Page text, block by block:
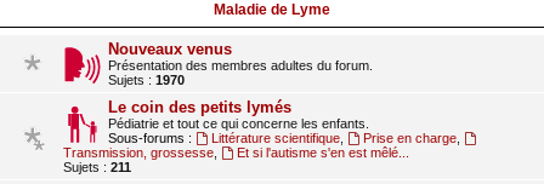
Maladie de Lyme
Nouveaux venus
Présentation des membres adultes du forum.
Sujets : 1970
Le coin des petits lymés
Pédiatrie et tout ce qui concerne les enfants.
Sous-forums :
Littérature scientifique, Prise en charge,
Transmission, grossesse
Et si l'autisme s'en est mêlé...
Sujets : 211